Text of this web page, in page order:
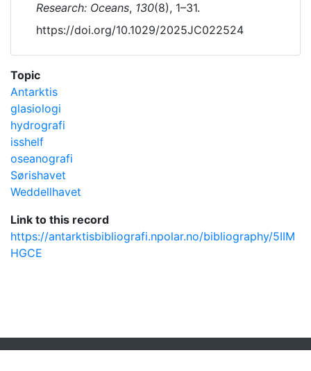
Research: Oceans, 130(8), 1–31.
https://doi.org/10.1029/2025JC022524
Topic
Antarktis
glasiologi
hydrografi
isshelf
oseanografi
Sørishavet
Weddellhavet
Link to this record
https://antarktisbibliografi.npolar.no/bibliography/5IIM
HGCE